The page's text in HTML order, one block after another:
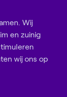
Wij
en zuinig
wij ons op